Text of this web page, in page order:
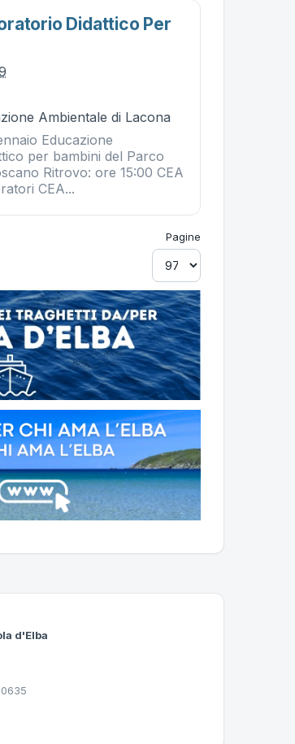
Didattico Per
Ambientale di Lacona
Educazione
per bambini del Parco
Ritrovo: ore 15:00 CEA
CEA...
Pagine
d'Elba